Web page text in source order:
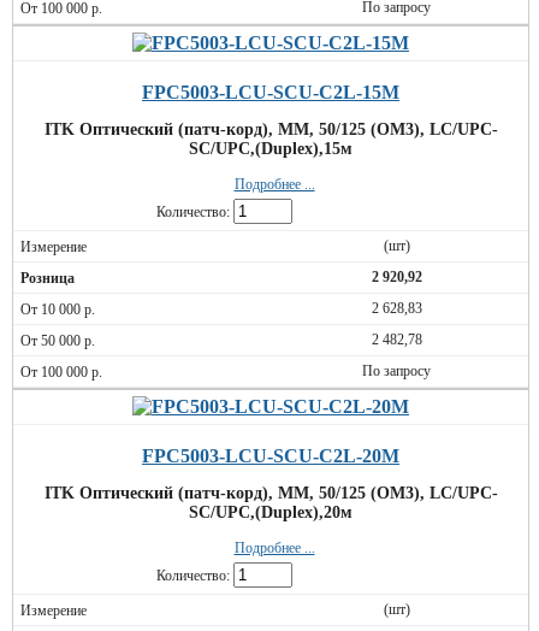
По запросу
FPC5003-LCU-SCU-C2L-15M
ITK Оптический (патч-корд), MM, 50/125 (OM3), LC/UPC-
SC/UPC,(Duplex),15м
Подробнее ...
Количество:
(шт)
2 920,92
2 628,83
2 482,78
По запросу
FPC5003-LCU-SCU-C2L-20M
ITK Оптический (патч-корд), MM, 50/125 (OM3), LC/UPC-
SC/UPC,(Duplex),20м
Подробнее ...
Количество:
(шт)